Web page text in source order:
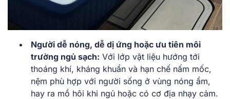
Người dễ nóng, dễ dị ứng hoặc ưu tiên môi
trường ngủ sạch: Với lớp vật liệu hướng tới
thoáng khí, kháng khuẩn và hạn chế nấm mốc,
nệm phù hợp với người sống ở vùng nóng ẩm,
hay ra mồ hôi khi ngủ hoặc có cơ địa nhạy cảm.